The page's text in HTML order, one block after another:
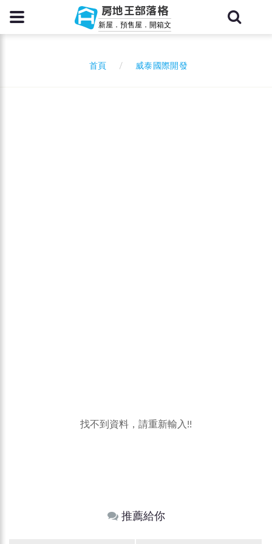
房地王部落格
新屋．預售屋．開箱文
首頁 威泰國際開發
找不到資料，請重新輸入!!
推薦給你